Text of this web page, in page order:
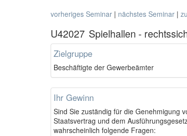
vorheriges Seminar | nächstes Seminar |
U42027 Spielhallen -
Zielgruppe
Beschäftigte der Gewerbeämter
Ihr Gewinn
Sind Sie zuständig für die Genehmigung
Staatsvertrag und dem
wahrscheinlich folgende Fragen: